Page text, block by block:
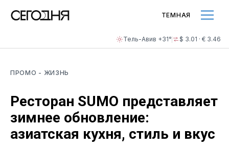
Тель-Авив +31° $ 3.01 · € 3.46
ТЕМНАЯ
ПРОМО - ЖИЗНЬ
Ресторан SUMO представляет
зимнее обновление:
азиатская кухня, стиль и вкус